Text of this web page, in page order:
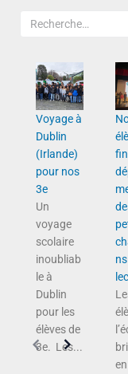
Voyage à
Dublin
(Irlande)
pour nos
3e
Un
voyage
scolaire
inoubliab
le à
Dublin
pour les
élèves de
3e. Les...